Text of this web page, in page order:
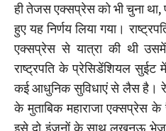
ही तेजस एक्सप्रेस को भी चुना था,
हुए यह निर्णय लिया गया।
एक्सप्रेस से यात्रा की थी
राष्ट्रपति के प्रेसिडेंशियल सुईट
कई आधुनिक सुविधाएं से लैस है।
के मुताबिक महाराजा एक्सप्रेस के